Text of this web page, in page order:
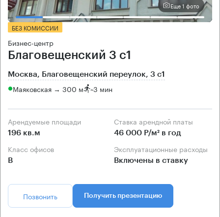
Еще 1 фото
БЕЗ КОМИССИИ
Бизнес-центр
Благовещенский 3 с1
Москва, Благовещенский переулок, 3 с1
Маяковская → 300 м ~3 мин
Арендуемые площади
196 кв.м
Ставка арендной платы
46 000 Р/м² в год
Класс офисов
B
Эксплуатационные расходы
Включены в ставку
Позвонить Получить презентацию